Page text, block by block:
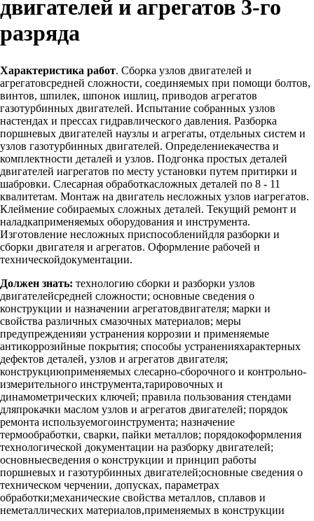
двигателей и агрегатов 3-го
разряда
Характеристика работ. Сборка узлов двигателей и
агрегатовсредней сложности, соединяемых при помощи болтов,
винтов, шпилек, шпонок ишлиц, приводов агрегатов
газотурбинных двигателей. Испытание собранных узлов
настендах и прессах гидравлического давления. Разборка
поршневых двигателей наузлы и агрегаты, отдельных систем и
узлов газотурбинных двигателей. Определениекачества и
комплектности деталей и узлов. Подгонка простых деталей
двигателей иагрегатов по месту установки путем притирки и
шабровки. Слесарная обработкасложных деталей по 8 - 11
квалитетам. Монтаж на двигатель несложных узлов иагрегатов.
Клеймение собираемых сложных деталей. Текущий ремонт и
наладкаприменяемых оборудования и инструмента.
Изготовление несложных приспособленийдля разборки и
сборки двигателя и агрегатов. Оформление рабочей и
техническойдокументации.
Должен знать: технологию сборки и разборки узлов
двигателейсредней сложности; основные сведения о
конструкции и назначении агрегатовдвигателя; марки и
свойства различных смазочных материалов; меры
предупрежденияи устранения коррозии и применяемые
антикоррозийные покрытия; способы устраненияхарактерных
дефектов деталей, узлов и агрегатов двигателя;
конструкциюприменяемых слесарно-сборочного и контрольно-
измерительного инструмента,тарировочных и
динамометрических ключей; правила пользования стендами
дляпрокачки маслом узлов и агрегатов двигателей; порядок
ремонта используемогоинструмента; назначение
термообработки, сварки, пайки металлов; порядокоформления
технологической документации на разборку двигателей;
основныесведения о конструкции и принцип работы
поршневых и газотурбинных двигателей;основные сведения о
техническом черчении, допусках, параметрах
обработки;механические свойства металлов, сплавов и
неметаллических материалов,применяемых в конструкции